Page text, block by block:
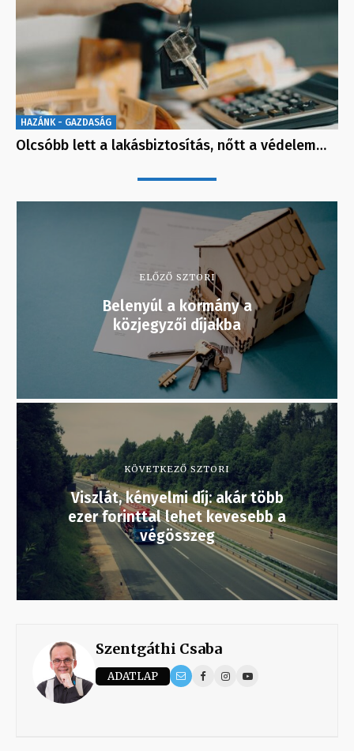
HAZÁNK - GAZDASÁG
Olcsóbb lett a lakásbiztosítás, nőtt a védelem…
ELŐZŐ SZTORI
Belenyúl a kormány a
közjegyzői díjakba
KÖVETKEZŐ SZTORI
Viszlát, kényelmi díj: akár több
ezer forinttal lehet kevesebb a
végösszeg
Szentgáthi Csaba
ADATLAP